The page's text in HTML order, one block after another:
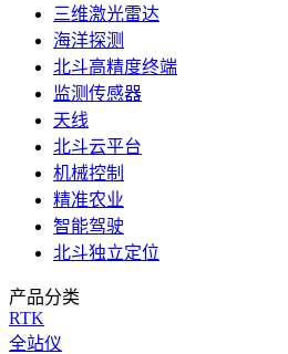
三维激光雷达
海洋探测
北斗高精度终端
监测传感器
天线
北斗云平台
机械控制
精准农业
智能驾驶
北斗独立定位
产品分类
RTK
全站仪